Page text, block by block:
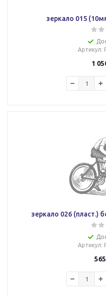
зеркало 015
Артикул:
1
зеркало 026 (пласт.)
Артикул:
565